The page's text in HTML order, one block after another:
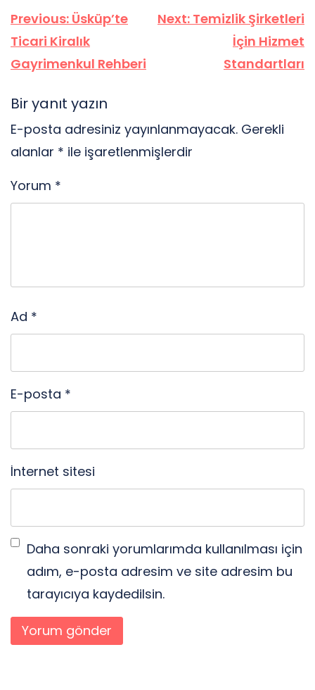
Yazı
gezinmesi
Previous: Üsküp’te
Ticari Kiralık
Gayrimenkul Rehberi
Next: Temizlik Şirketleri
İçin Hizmet
Standartları
Bir yanıt yazın
E-posta adresiniz yayınlanmayacak. Gerekli
alanlar * ile işaretlenmişlerdir
Yorum *
Ad *
E-posta *
İnternet sitesi
Daha sonraki yorumlarımda kullanılması için
adım, e-posta adresim ve site adresim bu
tarayıcıya kaydedilsin.